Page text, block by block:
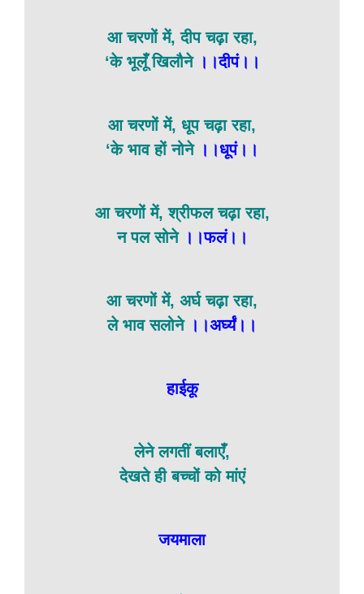
आ चरणों में, दीप चढ़ा रहा,
‘के भूलूँ खिलौने।।दीपं।।
आ चरणों में, धूप चढ़ा रहा,
‘के भाव हों नोने।।धूपं।।
आ चरणों में, श्रीफल चढ़ा रहा,
न पल सोने ।।फलं।।
आ चरणों में, अर्घ चढ़ा रहा,
ले भाव सलोने ।।अर्घ्यं।।
हाईकू
लेने लगतीं बलाएँ,
देखते ही बच्चों को मांएं
जयमाला